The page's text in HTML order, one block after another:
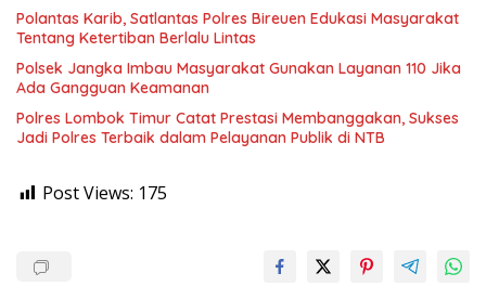
Polantas Karib, Satlantas Polres Bireuen Edukasi Masyarakat
Tentang Ketertiban Berlalu Lintas
Polsek Jangka Imbau Masyarakat Gunakan Layanan 110 Jika
Ada Gangguan Keamanan
Polres Lombok Timur Catat Prestasi Membanggakan, Sukses
Jadi Polres Terbaik dalam Pelayanan Publik di NTB
Post Views: 175